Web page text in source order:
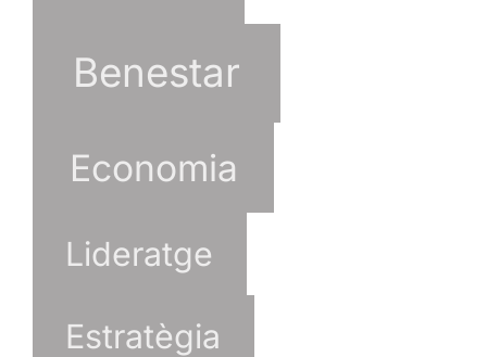
Benestar
Economia
Lideratge
Estratègia